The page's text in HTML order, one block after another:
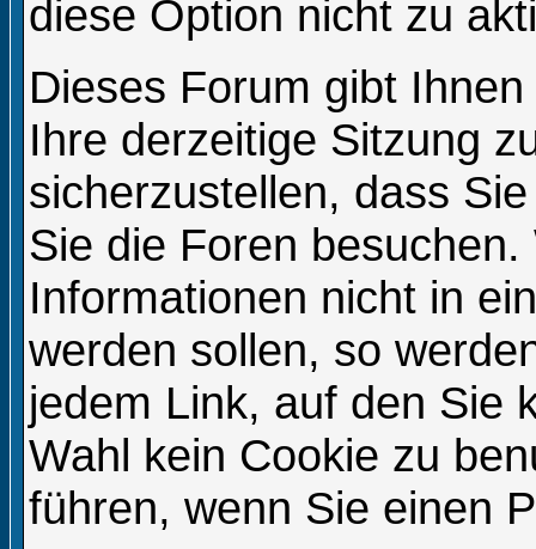
diese Option nicht zu
Dieses Forum gibt
Ihre derzeitige Sitzung
sicherzustellen, dass
Sie die Foren
Informationen nicht in
werden sollen, so
jedem Link, auf den Sie
Wahl kein Cookie zu
führen, wenn Sie einen